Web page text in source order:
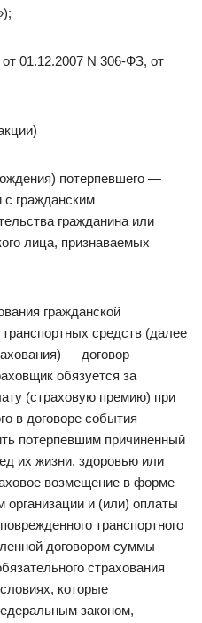
01.12.2007 N 306-ФЗ, от
потерпевшего —
с гражданским
гражданина или
лица, признаваемых
гражданской
средств (далее
— договор
обязуется за
(страховую премию) при
в договоре события
потерпевшим причиненный
их жизни, здоровью или
возмещение в форме
и (или) оплаты
транспортного
договором суммы
страхования
которые
законом,